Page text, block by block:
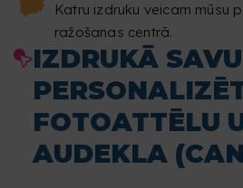
Katru izdruku veicam mūsu
ražošanas centrā.
IZDRUKĀ SAVU
FOTOATTĒLU
AUDEKLA